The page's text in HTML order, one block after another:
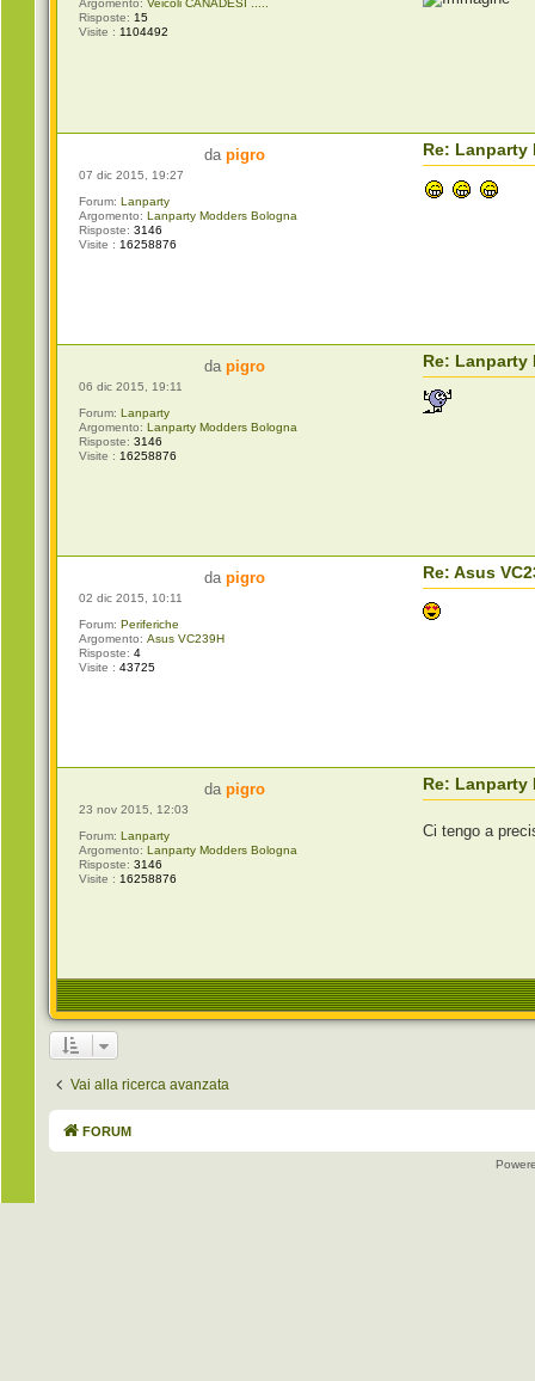
Argomento: Veicoli CANADESI .....
Risposte: 15
Visite : 1104492
dapigro
07 dic 2015, 19:27
Forum: Lanparty
Argomento: Lanparty Modders Bologna
Risposte: 3146
Visite : 16258876
Re: Lanparty
dapigro
06 dic 2015, 19:11
Forum: Lanparty
Argomento: Lanparty Modders Bologna
Risposte: 3146
Visite : 16258876
Re: Lanparty
dapigro
02 dic 2015, 10:11
Forum: Periferiche
Argomento: Asus VC239H
Risposte: 4
Visite : 43725
Re: Asus
dapigro
23 nov 2015, 12:03
Forum: Lanparty
Argomento: Lanparty Modders Bologna
Risposte: 3146
Visite : 16258876
Re: Lanparty
Ci tengo a
Vai alla ricerca avanzata
FORUM